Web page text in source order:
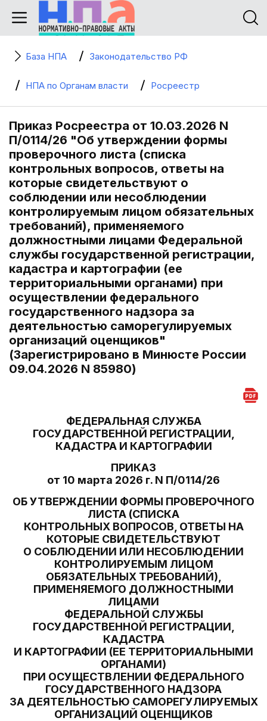
База НПА Законодательство РФ
НПА по Органам власти Росреестр
Приказ Росреестра от 10.03.2026 N
П/0114/26 "Об утверждении формы
проверочного листа (списка
контрольных вопросов, ответы на
которые свидетельствуют о
соблюдении или несоблюдении
контролируемым лицом обязательных
требований), применяемого
должностными лицами Федеральной
службы государственной регистрации,
кадастра и картографии (ее
территориальными органами) при
осуществлении федерального
государственного надзора за
деятельностью саморегулируемых
организаций оценщиков"
(Зарегистрировано в Минюсте России
09.04.2026 N 85980)
ФЕДЕРАЛЬНАЯ СЛУЖБА
ГОСУДАРСТВЕННОЙ РЕГИСТРАЦИИ,
КАДАСТРА И КАРТОГРАФИИ
ПРИКАЗ
от 10 марта 2026 г. N П/0114/26
ОБ УТВЕРЖДЕНИИ ФОРМЫ ПРОВЕРОЧНОГО
ЛИСТА (СПИСКА
КОНТРОЛЬНЫХ ВОПРОСОВ, ОТВЕТЫ НА
КОТОРЫЕ СВИДЕТЕЛЬСТВУЮТ
О СОБЛЮДЕНИИ ИЛИ НЕСОБЛЮДЕНИИ
КОНТРОЛИРУЕМЫМ ЛИЦОМ
ОБЯЗАТЕЛЬНЫХ ТРЕБОВАНИЙ),
ПРИМЕНЯЕМОГО ДОЛЖНОСТНЫМИ
ЛИЦАМИ
ФЕДЕРАЛЬНОЙ СЛУЖБЫ
ГОСУДАРСТВЕННОЙ РЕГИСТРАЦИИ,
КАДАСТРА
И КАРТОГРАФИИ (ЕЕ ТЕРРИТОРИАЛЬНЫМИ
ОРГАНАМИ)
ПРИ ОСУЩЕСТВЛЕНИИ ФЕДЕРАЛЬНОГО
ГОСУДАРСТВЕННОГО НАДЗОРА
ЗА ДЕЯТЕЛЬНОСТЬЮ САМОРЕГУЛИРУЕМЫХ
ОРГАНИЗАЦИЙ ОЦЕНЩИКОВ